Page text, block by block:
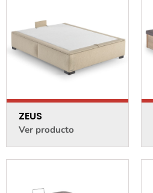
ZEUS
Ver producto